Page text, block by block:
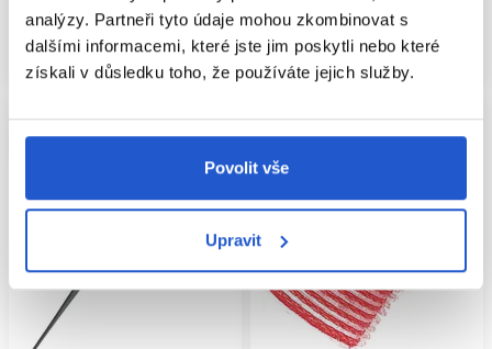
analýzy. Partneři tyto údaje mohou zkombinovat s
dalšími informacemi, které jste jim poskytli nebo které
získali v důsledku toho, že používáte jejich služby.
Povolit vše
Upravit
Mám záujem
Aktuálně nedostupné
Mám záujem
Aktuálně nedostupné